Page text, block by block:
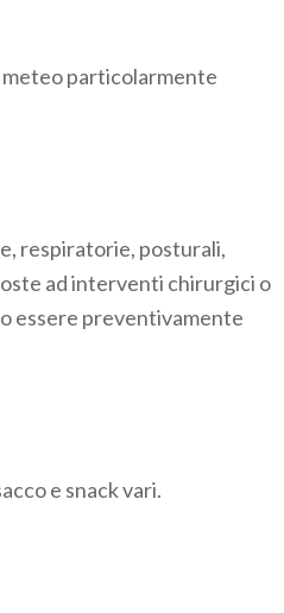
meteo particolarmente
respiratorie, posturali,
ad interventi chirurgici o
essere preventivamente
e snack vari.